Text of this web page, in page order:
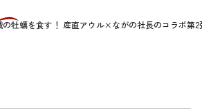
牡蠣を食す！ 産直アウル×ながの社長のコラボ第